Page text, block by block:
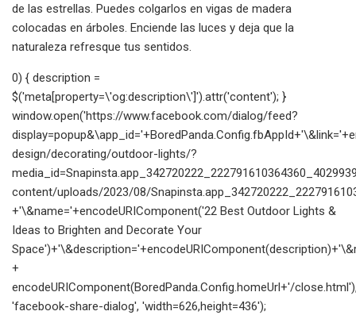
de las estrellas. Puedes colgarlos en vigas de madera
colocadas en árboles. Enciende las luces y deja que la
naturaleza refresque tus sentidos.
0) { description =
$('meta[property=\'og:description\']').attr('content'); }
window.open('https://www.facebook.com/dialog/feed?
design/decorating/outdoor-lights/?
content/uploads/2023/08/
+'\&name='+encodeURIComponent('22 Best Outdoor Lights &
Ideas to Brighten and Decorate Your
+
encodeURIComponent(BoredPanda.Config.homeUrl+'/
'facebook-share-dialog', 'width=626,height=436');